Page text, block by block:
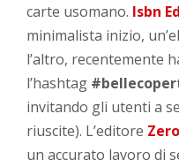
carte usomano. Isbn
minimalista inizio,
l’altro, recentemente
l’hashtag
invitando gli utenti a
riuscite). L’editore
un accurato lavoro di